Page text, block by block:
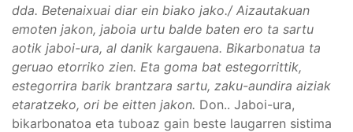
dda. Betenaixuai diar ein biako jako./ Aizautakuan
emoten jakon, jaboia urtu balde baten ero ta sartu
aotik jaboi-ura, al danik kargauena. Bikarbonatua ta
geruao etorriko zien. Eta goma bat estegorrittik,
estegorrira barik brantzara sartu, zaku-aundira aiziak
etaratzeko, ori be eitten jakon. Don.. Jaboi-ura,
bikarbonatoa eta tuboaz gain beste laugarren sistima